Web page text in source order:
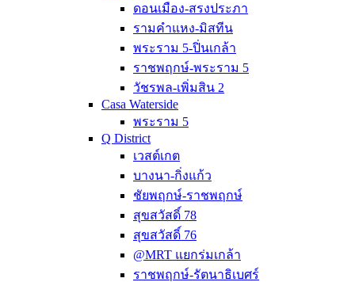
ดอนเมือง-สรงประภา
รามคำแหง-มิสทีน
พระราม 5-ปิ่นเกล้า
ราชพฤกษ์-พระราม 5
วัชรพล-เพิ่มสิน 2
Casa Waterside
พระราม 5
Q District
เวสต์เกต
บางนา-กิ่งแก้ว
ชัยพฤกษ์-ราชพฤกษ์
สุขสวัสดิ์ 78
สุขสวัสดิ์ 76
@MRT แยกร่มเกล้า
ราชพฤกษ์-รัตนาธิเบศร์